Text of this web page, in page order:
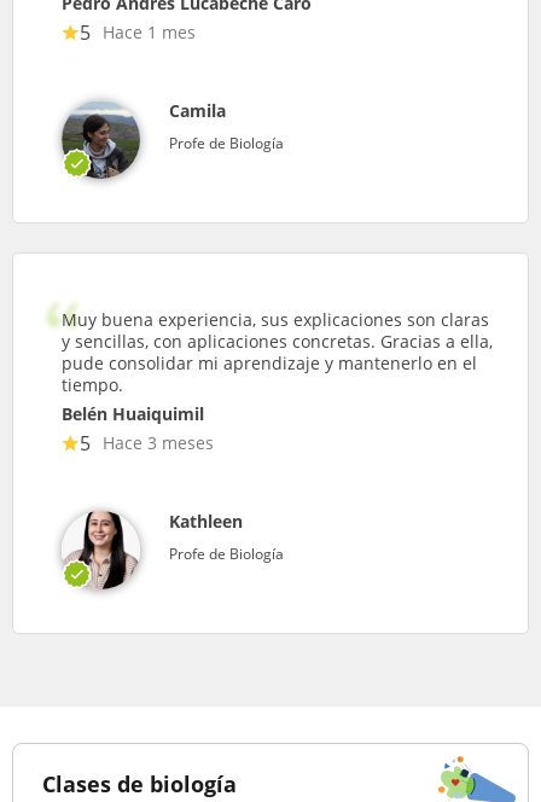
5 Hace 1 mes
Camila
Profe de Biología
Muy buena experiencia, sus explicaciones son claras
y sencillas, con aplicaciones concretas. Gracias a ella,
pude consolidar mi aprendizaje y mantenerlo en el
tiempo.
Belén Huaiquimil
5 Hace 3 meses
Kathleen
Profe de Biología
Clases de biología